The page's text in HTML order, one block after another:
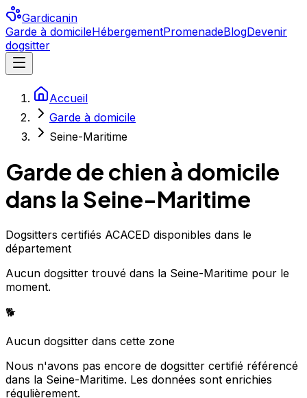
Gardicanin
Garde à domicileHébergementPromenadeBlogDevenir
dogsitter
Accueil
Garde à domicile
Seine-Maritime
Garde de chien à domicile
dans la Seine-Maritime
Dogsitters certifiés ACACED disponibles dans le
département
Aucun dogsitter trouvé dans la Seine-Maritime pour le
moment.
🐕
Aucun dogsitter dans cette zone
Nous n'avons pas encore de dogsitter certifié référencé
dans la Seine-Maritime. Les données sont enrichies
régulièrement.